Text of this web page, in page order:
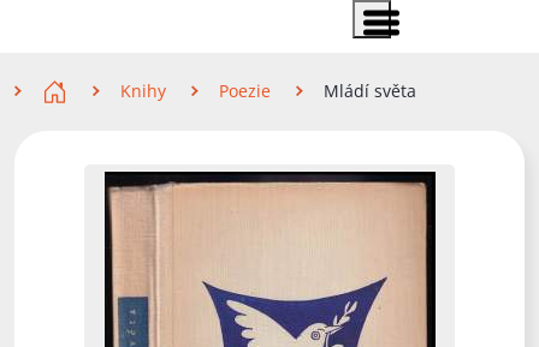
Zobrazit položky menu
Knihy Poezie Mládí světa